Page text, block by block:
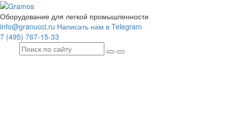
Оборудование для легкой промышленности
info@granucci.ru Написать нам в Telegram
7 (495) 767-15-33